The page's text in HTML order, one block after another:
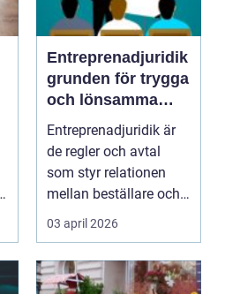
Entreprenadjuridik
grunden för trygga
och lönsamma
byggprojekt
Entreprenadjuridik är
de regler och avtal
som styr relationen
mellan beställare och
entreprenör i by...
03 april 2026